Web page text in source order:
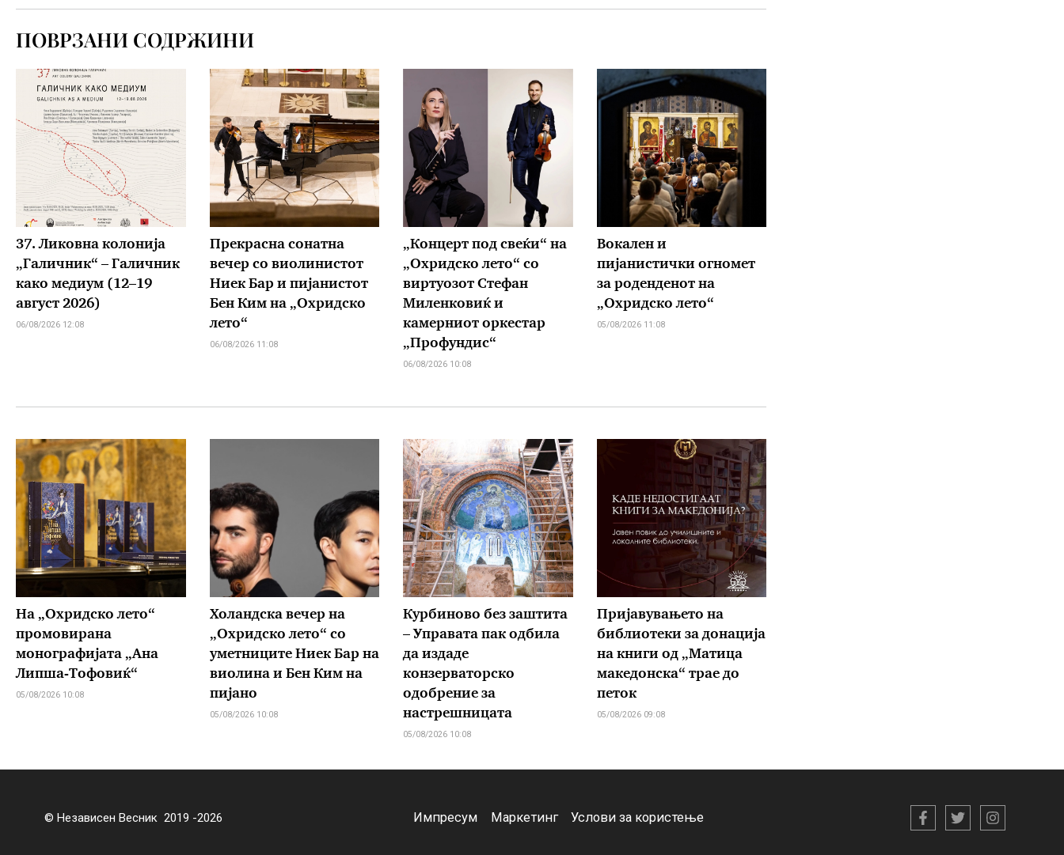
ПОВРЗАНИ СОДРЖИНИ
37. Ликовна колонија
„Галичник“ – Галичник
како медиум (12–19
август 2026)
06/08/2026 12:08
Прекрасна сонатна
вечер со виолинистот
Ниек Бар и пијанистот
Бен Ким на „Охридско
лето“
06/08/2026 11:08
„Концерт под свеќи“ на
„Охридско лето“ со
виртуозот Стефан
Миленковиќ и
камерниот оркестар
„Профундис“
06/08/2026 10:08
Вокален и
пијанистички огномет
за роденденот на
„Охридско лето“
05/08/2026 11:08
На „Охридско лето“
промовирана
монографијата „Ана
Липша-Тофовиќ“
05/08/2026 10:08
Холандска вечер на
„Охридско лето“ со
уметниците Ниек Бар на
виолина и Бен Ким на
пијано
05/08/2026 10:08
Курбиново без заштита
– Управата пак одбила
да издаде
конзерваторско
одобрение за
настрешницата
05/08/2026 10:08
Пријавувањето на
библиотеки за донација
на книги од „Матица
македонска“ трае до
петок
05/08/2026 09:08
© Независен Весник 2019 -2026 Импресум Маркетинг Услови за користење